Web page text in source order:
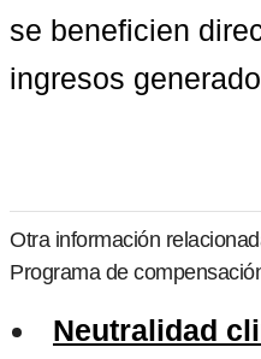
se beneficien
ingresos
Otra información
Programa de
Neutralidad